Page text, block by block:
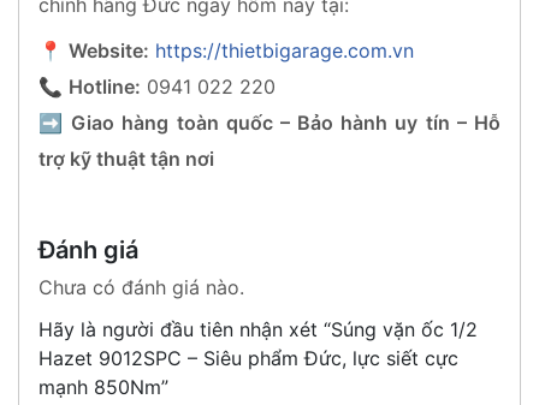
📍 Website: https://thietbigarage.com.vn
📞 Hotline: 0941 022 220
➡️ Giao hàng toàn quốc – Bảo hành uy tín – Hỗ
trợ kỹ thuật tận nơi
Đánh giá
Chưa có đánh giá nào.
Hãy là người đầu tiên nhận xét “Súng vặn ốc 1/2
Hazet 9012SPC – Siêu phẩm Đức, lực siết cực
mạnh 850Nm”